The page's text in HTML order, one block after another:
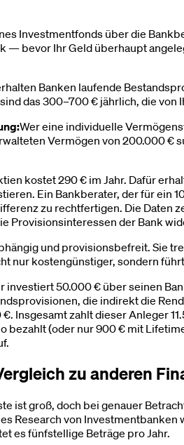
Investmentfonds über die
— bevor Ihr Geld überhaupt
Banken laufende
das 300–700 € jährlich, die
Wer eine individuelle
Vermögen von 200.000
kostet 290 € im Jahr. Dafür
Ein Bankberater, der für ein
zu rechtfertigen. Die Daten
Provisionsinteressen der Bank
und provisionsbefreit. Sie
nur kostengünstiger, sondern
investiert 50.000 € über seinen
die indirekt die
Insgesamt zahlt dieser Anleger
bezahlt (oder nur 900 € mit
zu anderen
ist groß, doch bei genauer
Research von Investmentbanken
es fünfstellige Beträge pro Jahr.